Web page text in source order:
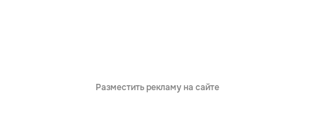
Разместить рекламу на сайте